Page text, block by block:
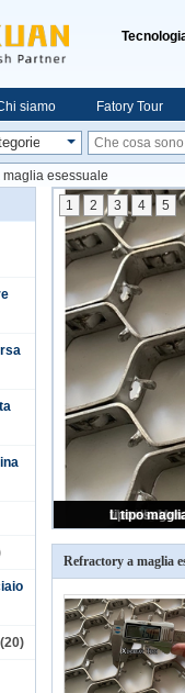
siamo Fatory Tour
maglia esessuale
(20)
1 2 3 4 5
Refractory a maglia